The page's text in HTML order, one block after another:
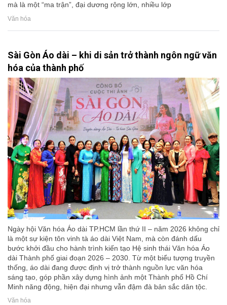
mà là một “ma trận”, đại dương rộng lớn, nhiều lớp
Văn hóa
Sài Gòn Áo dài – khi di sản trở thành ngôn ngữ văn
hóa của thành phố
Ngày hội Văn hóa Áo dài TP.HCM lần thứ II – năm 2026 không chỉ
là một sự kiện tôn vinh tà áo dài Việt Nam, mà còn đánh dấu
bước khởi đầu cho hành trình kiến tạo Hệ sinh thái Văn hóa Áo
dài Thành phố giai đoạn 2026 – 2030. Từ một biểu tượng truyền
thống, áo dài đang được định vị trở thành nguồn lực văn hóa
sáng tạo, góp phần xây dựng hình ảnh một Thành phố Hồ Chí
Minh năng động, hiện đại nhưng vẫn đậm đà bản sắc dân tộc.
Văn hóa